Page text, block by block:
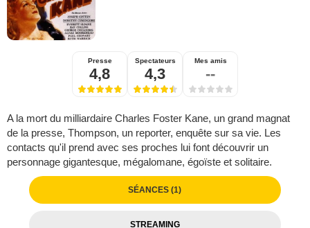
Presse
4,8
Spectateurs
4,3
Mes amis
--
A la mort du milliardaire Charles Foster Kane, un grand magnat
de la presse, Thompson, un reporter, enquête sur sa vie. Les
contacts qu'il prend avec ses proches lui font découvrir un
personnage gigantesque, mégalomane, égoïste et solitaire.
SÉANCES (1)
STREAMING